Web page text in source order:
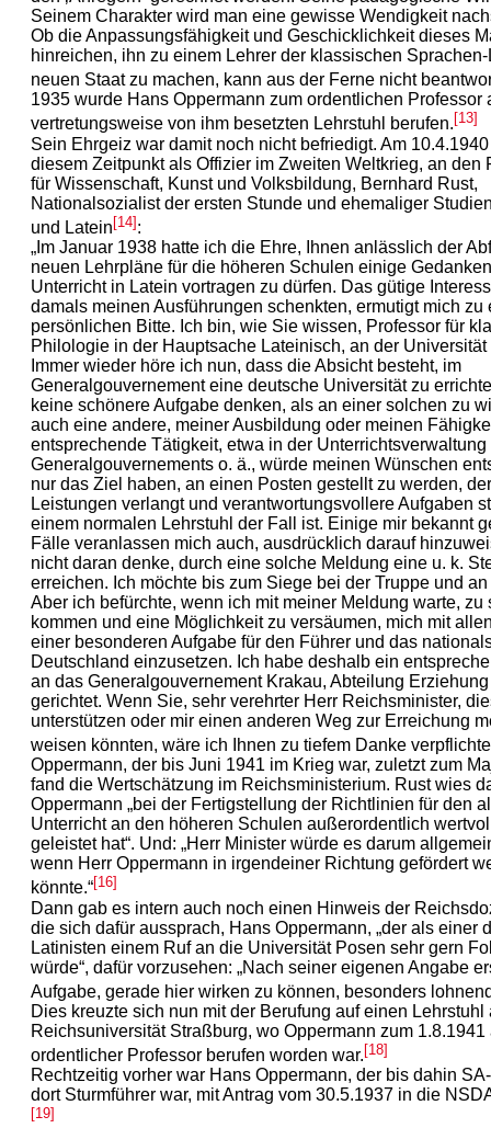
Seinem Charakter wird man eine gewisse Wendigkeit
Ob die Anpassungsfähigkeit und Geschicklichkeit dieses
hinreichen, ihn zu einem Lehrer der klassischen
neuen Staat zu machen, kann aus der Ferne nicht
1935 wurde Hans Oppermann zum ordentlichen Professor
vertretungsweise von ihm besetzten Lehrstuhl berufen. [13]
Sein Ehrgeiz war damit noch nicht befriedigt. Am
diesem Zeitpunkt als Offizier im Zweiten Weltkrieg, an den
für Wissenschaft, Kunst und Volksbildung, Bernhard Rust,
Nationalsozialist der ersten Stunde und ehemaliger
und Latein [14] :
„Im Januar 1938 hatte ich die Ehre, Ihnen anlässlich der
neuen Lehrpläne für die höheren Schulen einige
Unterricht in Latein vortragen zu dürfen. Das gütige
damals meinen Ausführungen schenkten, ermutigt mich zu
persönlichen Bitte. Ich bin, wie Sie wissen, Professor für
Philologie in der Hauptsache Lateinisch, an der Universität
Immer wieder höre ich nun, dass die Absicht besteht, im
Generalgouvernement eine deutsche Universität zu
keine schönere Aufgabe denken, als an einer solchen zu
auch eine andere, meiner Ausbildung oder meinen
entsprechende Tätigkeit, etwa in der Unterrichtsverwaltung
Generalgouvernements o. ä., würde meinen Wünschen
nur das Ziel haben, an einen Posten gestellt zu werden,
Leistungen verlangt und verantwortungsvollere Aufgaben
einem normalen Lehrstuhl der Fall ist. Einige mir bekannt
Fälle veranlassen mich auch, ausdrücklich darauf
nicht daran denke, durch eine solche Meldung eine u. k.
erreichen. Ich möchte bis zum Siege bei der Truppe und
Aber ich befürchte, wenn ich mit meiner Meldung warte, zu
kommen und eine Möglichkeit zu versäumen, mich mit
einer besonderen Aufgabe für den Führer und das
Deutschland einzusetzen. Ich habe deshalb ein
an das Generalgouvernement Krakau, Abteilung
gerichtet. Wenn Sie, sehr verehrter Herr Reichsminister,
unterstützen oder mir einen anderen Weg zur Erreichung
weisen könnten, wäre ich Ihnen zu tiefem Danke
Oppermann, der bis Juni 1941 im Krieg war, zuletzt zum
fand die Wertschätzung im Reichsministerium. Rust wies
Oppermann „bei der Fertigstellung der Richtlinien für den
Unterricht an den höheren Schulen außerordentlich
geleistet hat“. Und: „Herr Minister würde es darum
wenn Herr Oppermann in irgendeiner Richtung gefördert
könnte.“[16]
Dann gab es intern auch noch einen Hinweis der
die sich dafür aussprach, Hans Oppermann, „der als einer
Latinisten einem Ruf an die Universität Posen sehr gern
würde“, dafür vorzusehen: „Nach seiner eigenen Angabe
Aufgabe, gerade hier wirken zu können, besonders
Dies kreuzte sich nun mit der Berufung auf einen Lehrstuhl
Reichsuniversität Straßburg, wo Oppermann zum 1.8.1941
ordentlicher Professor berufen worden war. [18]
Rechtzeitig vorher war Hans Oppermann, der bis dahin
dort Sturmführer war, mit Antrag vom 30.5.1937 in die
[19]